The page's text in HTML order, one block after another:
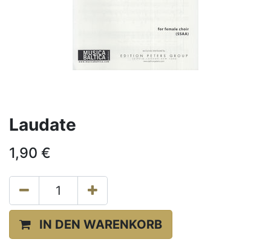
Laudate
1,90 €
IN DEN WARENKORB